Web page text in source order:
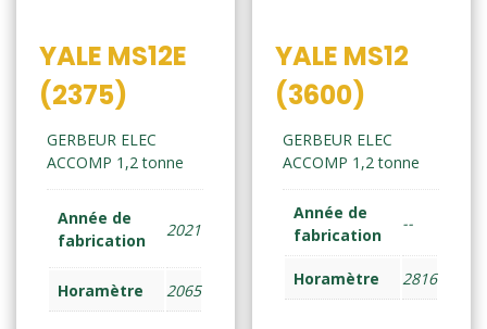
YALE MS12E
(2375)
GERBEUR ELEC
ACCOMP 1,2 tonne
Année de
fabrication
2021
Horamètre 2065
YALE MS12
(3600)
GERBEUR ELEC
ACCOMP 1,2 tonne
Année de
fabrication
--
Horamètre 2816